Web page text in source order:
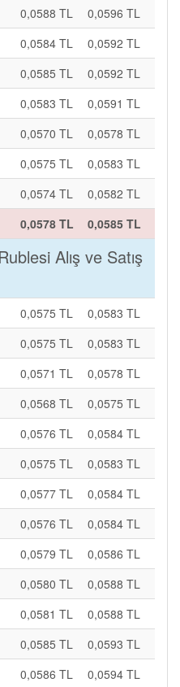
0,0588 TL
0,0596 TL
0,0584 TL
0,0592 TL
0,0585 TL
0,0592 TL
0,0583 TL
0,0591 TL
0,0570 TL
0,0578 TL
0,0575 TL
0,0583 TL
0,0574 TL 0,0582 TL
0,0578 TL 0,0585 TL
Alış ve Satış
0,0575 TL
0,0583 TL
0,0575 TL
0,0583 TL
0,0571 TL
0,0578 TL
0,0568 TL
0,0575 TL
0,0576 TL
0,0584 TL
0,0575 TL
0,0583 TL
0,0577 TL
0,0584 TL
0,0576 TL
0,0584 TL
0,0579 TL
0,0586 TL
0,0580 TL
0,0588 TL
0,0581 TL
0,0588 TL
0,0585 TL
0,0593 TL
0,0586 TL
0,0594 TL